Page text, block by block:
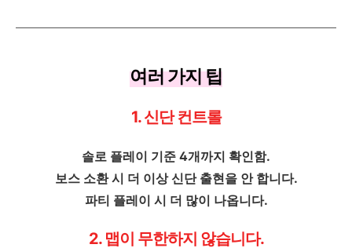
여러 가지 팁
1. 신단 컨트롤
솔로 플레이 기준 4개까지 확인함.
보스 소환 시 더 이상 신단 출현을 안 합니다.
파티 플레이 시 더 많이 나옵니다.
2. 맵이 무한하지 않습니다.